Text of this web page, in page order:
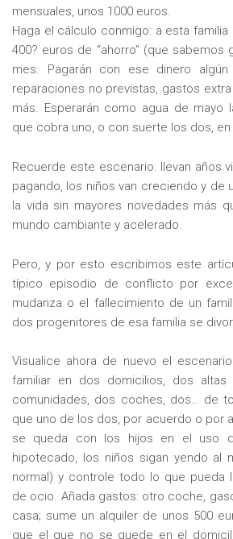
mensuales, unos 1000 euros.
Haga el cálculo conmigo: a esta familia
400? euros de “ahorro” (que sabemos
mes. Pagarán con ese dinero algún
reparaciones no previstas, gastos
más. Esperarán como agua de mayo
que cobra uno, o con suerte los dos,
Recuerde este escenario: llevan años
pagando, los niños van creciendo y de
la vida sin mayores novedades más
mundo cambiante y acelerado.
Pero, y por esto escribimos este
típico episodio de conflicto por
mudanza o el fallecimiento de un
dos progenitores de esa familia se
Visualice ahora de nuevo el
familiar en dos domicilios, dos altas
comunidades, dos coches, dos… de
que uno de los dos, por acuerdo o por
se queda con los hijos en el uso
hipotecado, los niños sigan yendo al
normal) y controle todo lo que pueda
de ocio. Añada gastos: otro coche,
casa; sume un alquiler de unos 500
que el que no se quede en el